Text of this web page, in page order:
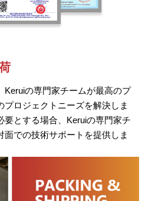
の専門家チームが最高のプ
ロジェクトニーズを解決しま
とする場合、Keruiの専門家チ
での技術サポートを提供しま